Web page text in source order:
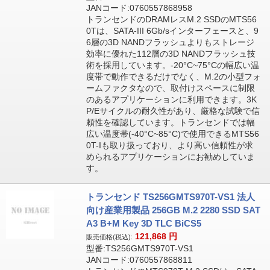
JANコード:0760557868958
トランセンドのDRAMレスM.2 SSDのMTS56
0Tは、SATA-III 6Gb/sインターフェースと、9
6層の3D NANDフラッシュよりもストレージ
効率に優れた112層の3D NANDフラッシュ技
術を採用しています。-20°C~75°Cの幅広い温
度帯で動作できるだけでなく、M.2の小型フォ
ームファクタなので、取付けスペースに制限
のあるアプリケーションに利用できます。3K
P/Eサイクルの耐久性があり、厳格な試験で信
頼性を確認しています。トランセンドでは幅
広い温度帯(-40°C~85°C)で使用できるMTS56
0T-Iも取り扱っており、より高い信頼性が求
められるアプリケーションにお勧めしていま
す。
トランセンド TS256GMTS970T-VS1 法人
向け産業用製品 256GB M.2 2280 SSD SAT
A3 B+M Key 3D TLC BiCS5
販売価格(税込): 121,868 円
型番:TS256GMTS970T-VS1
JANコード:0760557868811